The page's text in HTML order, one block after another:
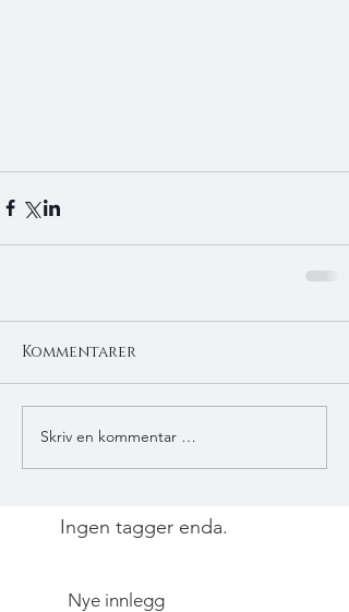
Kommentarer
Skriv en kommentar …
Ingen tagger enda.
Nye innlegg